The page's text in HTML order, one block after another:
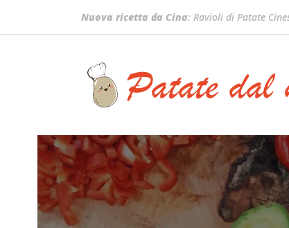
Nuova ricetta da Cina: Ravioli di Patate